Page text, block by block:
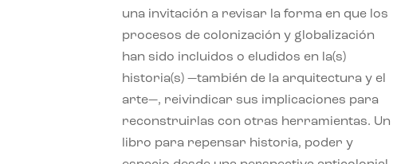
una invitación a revisar la forma en que los
procesos de colonización y globalización
han sido incluidos o eludidos en la(s)
historia(s) —también de la arquitectura y el
arte—, reivindicar sus implicaciones para
reconstruirlas con otras herramientas. Un
libro para repensar historia, poder y